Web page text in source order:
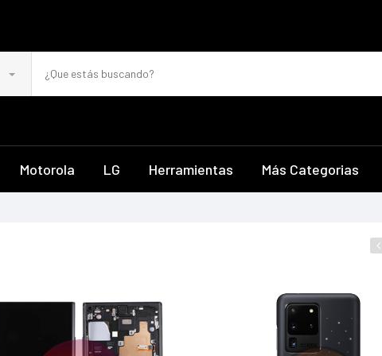
Motorola LG Herramientas Más Categorias